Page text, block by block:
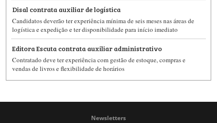
Disal contrata auxiliar de logística
Candidatos deverão ter experiência mínima de seis meses nas áreas de
logística e expedição e ter disponibilidade para início imediato
Editora Escuta contrata auxiliar administrativo
Contratado deve ter experiência com gestão de estoque, compras e
vendas de livros e flexibilidade de horários
Newsletters